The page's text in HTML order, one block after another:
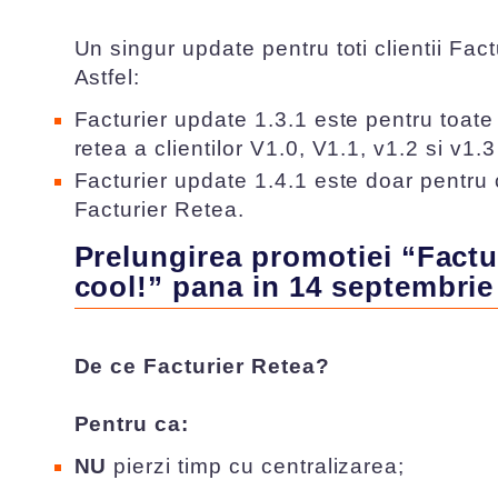
Un singur update pentru toti clientii
Astfel:
Facturier update 1.3.1 este pentru
retea a clientilor V1.0, V1.1, v1.2 si
Facturier update 1.4.1 este doar
Facturier Retea.
Prelungirea promotiei
cool!” pana in 14 septembrie
De ce Facturier Retea?
Pentru ca:
NU pierzi timp cu centralizarea;